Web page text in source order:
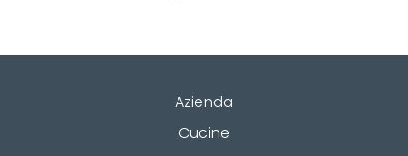
Azienda
Cucine